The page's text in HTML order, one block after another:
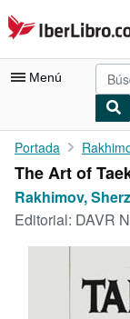
Pasar al
IberLibro.com
Menú
Mi cuenta
Consultar mis
Búsqueda avanzada
Libros antiguos
Arte y coleccionismo
Portada
The Art of
Rakhimov,
Editorial: DAVR